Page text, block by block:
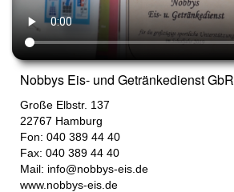
Nobbys Eis- und Getränkedienst GbR
Große Elbstr. 137
22767 Hamburg
Fon: 040 389 44 40
Fax: 040 389 44 40
Mail: info@nobbys-eis.de
www.nobbys-eis.de